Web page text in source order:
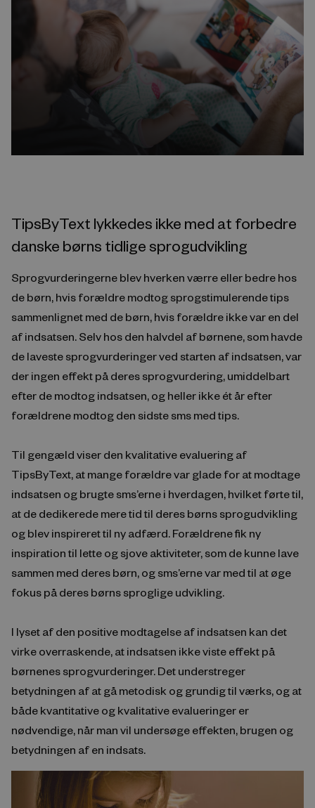
TipsByText lykkedes ikke med at forbedre
danske børns tidlige sprogudvikling
Sprogvurderingerne blev hverken værre eller bedre hos
de børn, hvis forældre modtog sprogstimulerende tips
sammenlignet med de børn, hvis forældre ikke var en del
af indsatsen. Selv hos den halvdel af børnene, som havde
de laveste sprogvurderinger ved starten af indsatsen, var
der ingen effekt på deres sprogvurdering, umiddelbart
efter de modtog indsatsen, og heller ikke ét år efter
forældrene modtog den sidste sms med tips.
Til gengæld viser den kvalitative evaluering af
TipsByText, at mange forældre var glade for at modtage
indsatsen og brugte sms’erne i hverdagen, hvilket førte til,
at de dedikerede mere tid til deres børns sprogudvikling
og blev inspireret til ny adfærd. Forældrene fik ny
inspiration til lette og sjove aktiviteter, som de kunne lave
sammen med deres børn, og sms’erne var med til at øge
fokus på deres børns sproglige udvikling.
I lyset af den positive modtagelse af indsatsen kan det
virke overraskende, at indsatsen ikke viste effekt på
børnenes sprogvurderinger. Det understreger
betydningen af at gå metodisk og grundig til værks, og at
både kvantitative og kvalitative evalueringer er
nødvendige, når man vil undersøge effekten, brugen og
betydningen af en indsats.